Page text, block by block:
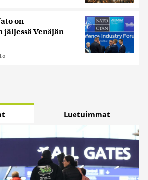
on
jäljessä Venäjän
Luetuimmat